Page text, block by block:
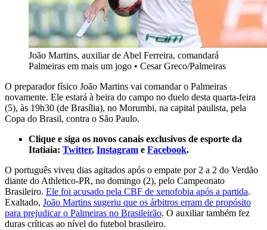
João Martins, auxiliar de Abel Ferreira, comandará
Palmeiras em mais um jogo • Cesar Greco/Palmeiras
O preparador físico João Martins vai comandar o Palmeiras
novamente. Ele estará à beira do campo no duelo desta quarta-feira
(5), às 19h30 (de Brasília), no Morumbi, na capital paulista, pela
Copa do Brasil, contra o São Paulo.
Clique e siga os novos canais exclusivos de esporte da
Itatiaia: Twitter, Instagram e Facebook.
O português viveu dias agitados após o empate por 2 a 2 do Verdão
diante do Athletico-PR, no domingo (2), pelo Campeonato
Brasileiro. Ele foi acusado pela CBF de xenofobia após a partida.
Exaltado, João Martins sugeriu que os árbitros erram de propósito
para prejudicar o Palmeiras no Brasileirão. O auxiliar também fez
duras críticas ao nível do futebol brasileiro.